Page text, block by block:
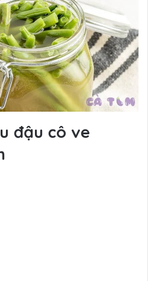
đậu cô ve